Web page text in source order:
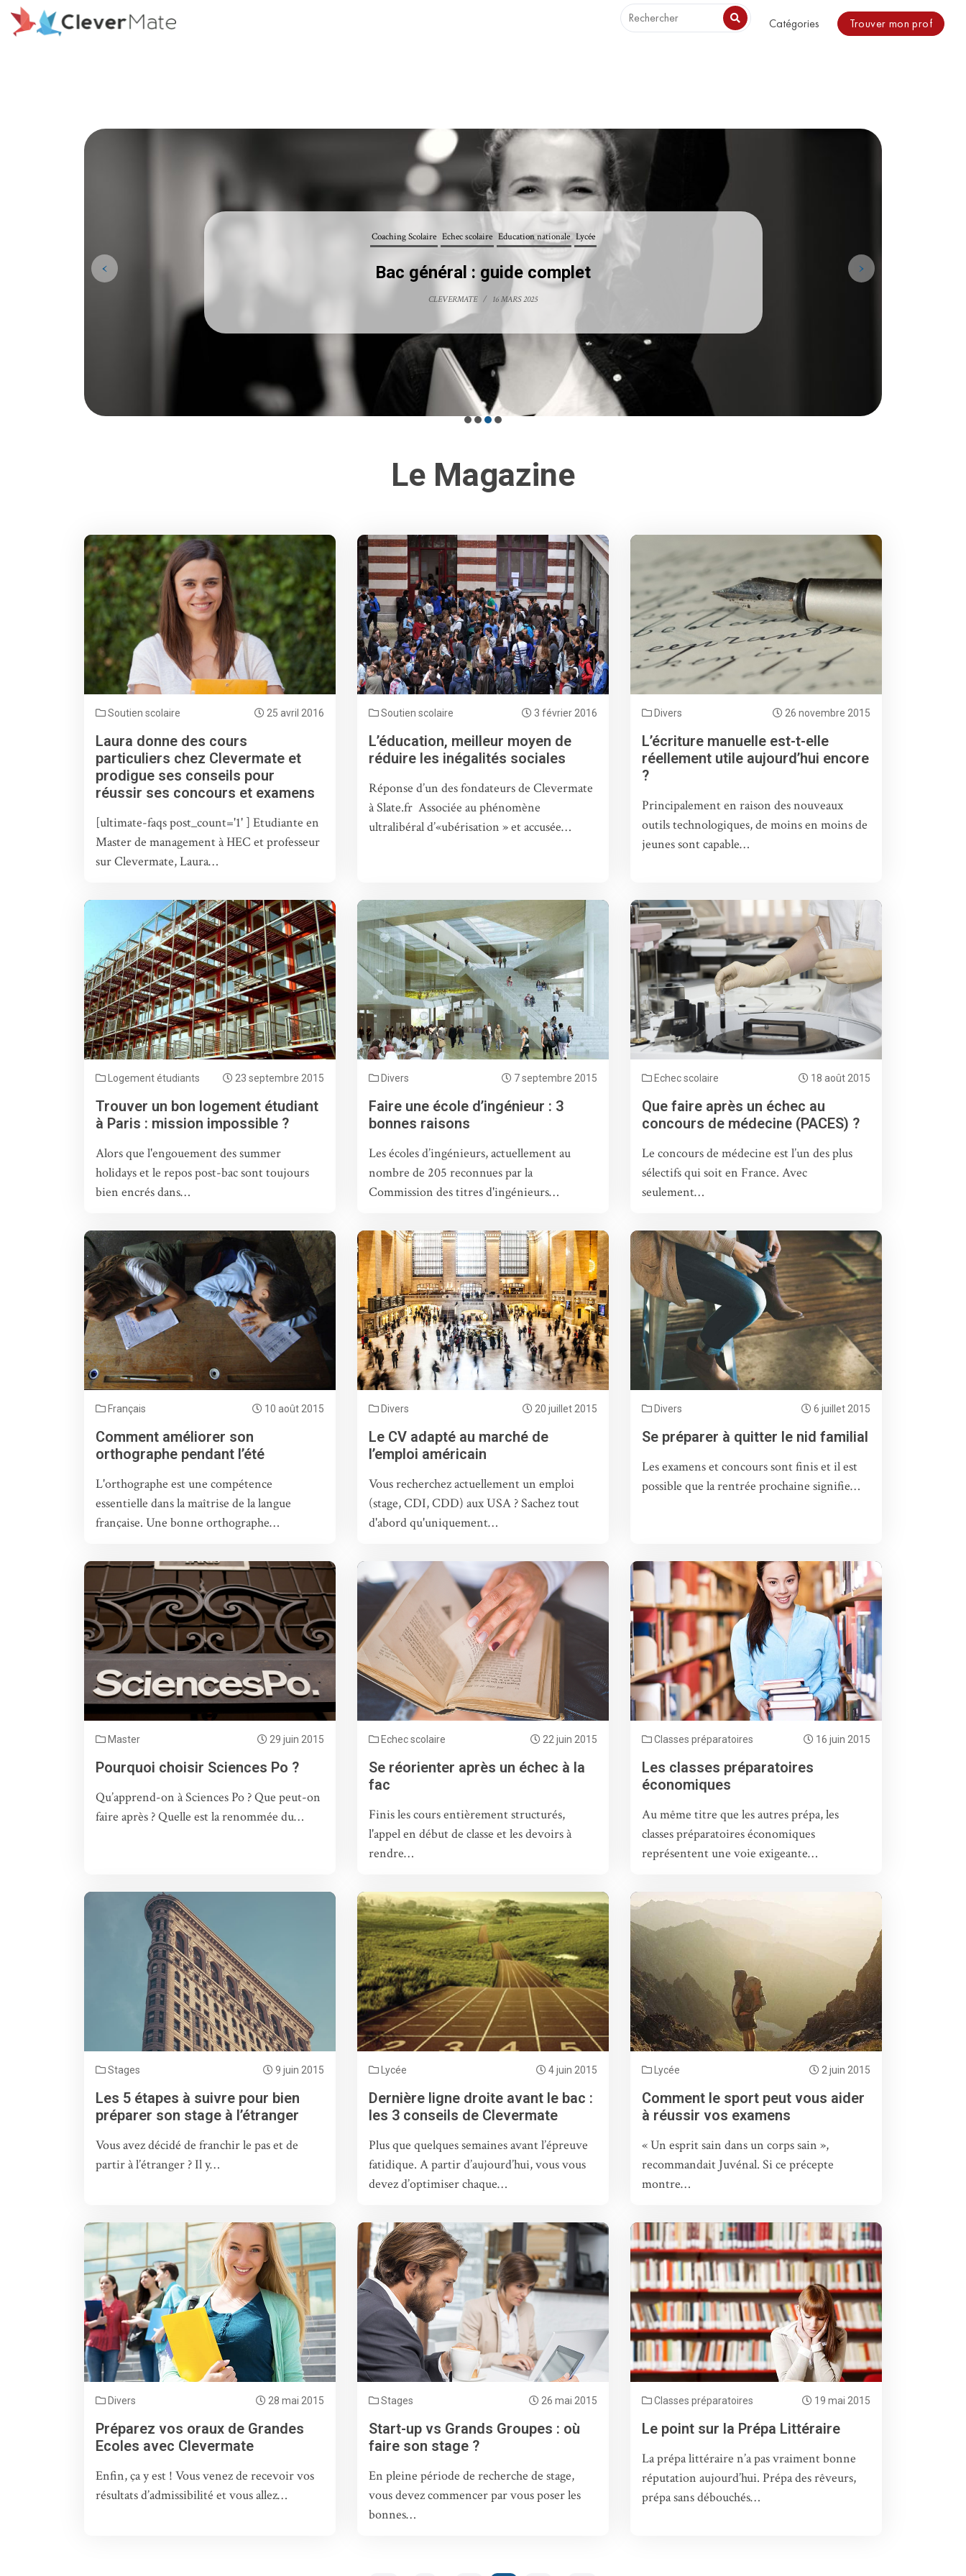
Deprecated: File registration.php is deprecated since version 3.1.0 with no alternative available. This file no longer needs to be included. in /usr/share/nginx/html/magazine/wp-
includes/functions.php on line 6078
Catégories Trouver mon prof
Echec scolaire
Le phénomène du “teenage burn-out” ou l’épuisement de la
jeunesse
27 DÉCEMBRE 2019
‹ ›
Le Magazine
Soutien scolaire 25 avril 2016
Laura donne des cours
particuliers chez Clevermate et
prodigue ses conseils pour
réussir ses concours et examens
[ultimate-faqs post_count='1' ] Etudiante en
Master de management à HEC et professeur
sur Clevermate, Laura…
Soutien scolaire 3 février 2016
L’éducation, meilleur moyen de
réduire les inégalités sociales
Réponse d’un des fondateurs de Clevermate
à Slate.fr Associée au phénomène
ultralibéral d’«ubérisation » et accusée…
Divers 26 novembre 2015
L’écriture manuelle est-t-elle
réellement utile aujourd’hui encore
?
Principalement en raison des nouveaux
outils technologiques, de moins en moins de
jeunes sont capable…
Logement étudiants 23 septembre 2015
Trouver un bon logement étudiant
à Paris : mission impossible ?
Alors que l'engouement des summer
holidays et le repos post-bac sont toujours
bien encrés dans…
Divers 7 septembre 2015
Faire une école d’ingénieur : 3
bonnes raisons
Les écoles d’ingénieurs, actuellement au
nombre de 205 reconnues par la
Commission des titres d'ingénieurs…
Echec scolaire 18 août 2015
Que faire après un échec au
concours de médecine (PACES) ?
Le concours de médecine est l’un des plus
sélectifs qui soit en France. Avec
seulement…
Français 10 août 2015
Comment améliorer son
orthographe pendant l’été
L'orthographe est une compétence
essentielle dans la maîtrise de la langue
française. Une bonne orthographe…
Divers 20 juillet 2015
Le CV adapté au marché de
l’emploi américain
Vous recherchez actuellement un emploi
(stage, CDI, CDD) aux USA ? Sachez tout
d'abord qu'uniquement…
Divers 6 juillet 2015
Se préparer à quitter le nid familial
Les examens et concours sont finis et il est
possible que la rentrée prochaine signifie…
Master 29 juin 2015
Pourquoi choisir Sciences Po ?
Qu’apprend-on à Sciences Po ? Que peut-on
faire après ? Quelle est la renommée du…
Echec scolaire 22 juin 2015
Se réorienter après un échec à la
fac
Finis les cours entièrement structurés,
l'appel en début de classe et les devoirs à
rendre…
Classes préparatoires 16 juin 2015
Les classes préparatoires
économiques
Au même titre que les autres prépa, les
classes préparatoires économiques
représentent une voie exigeante…
Stages 9 juin 2015
Les 5 étapes à suivre pour bien
préparer son stage à l’étranger
Vous avez décidé de franchir le pas et de
partir à l’étranger ? Il y…
Lycée 4 juin 2015
Dernière ligne droite avant le bac :
les 3 conseils de Clevermate
Plus que quelques semaines avant l’épreuve
fatidique. A partir d’aujourd’hui, vous vous
devez d’optimiser chaque…
Lycée 2 juin 2015
Comment le sport peut vous aider
à réussir vos examens
« Un esprit sain dans un corps sain »,
recommandait Juvénal. Si ce précepte
montre…
Divers 28 mai 2015
Préparez vos oraux de Grandes
Ecoles avec Clevermate
Enfin, ça y est ! Vous venez de recevoir vos
résultats d’admissibilité et vous allez…
Stages 26 mai 2015
Start-up vs Grands Groupes : où
faire son stage ?
En pleine période de recherche de stage,
vous devez commencer par vous poser les
bonnes…
Classes préparatoires 19 mai 2015
Le point sur la Prépa Littéraire
La prépa littéraire n’a pas vraiment bonne
réputation aujourd’hui. Prépa des rêveurs,
prépa sans débouchés…